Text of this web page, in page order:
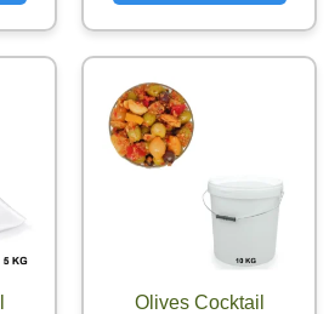
Olives Cocktail